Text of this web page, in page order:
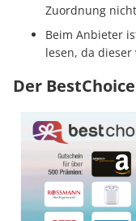
Zuordnung
Beim Anbieter
lesen, da
Der